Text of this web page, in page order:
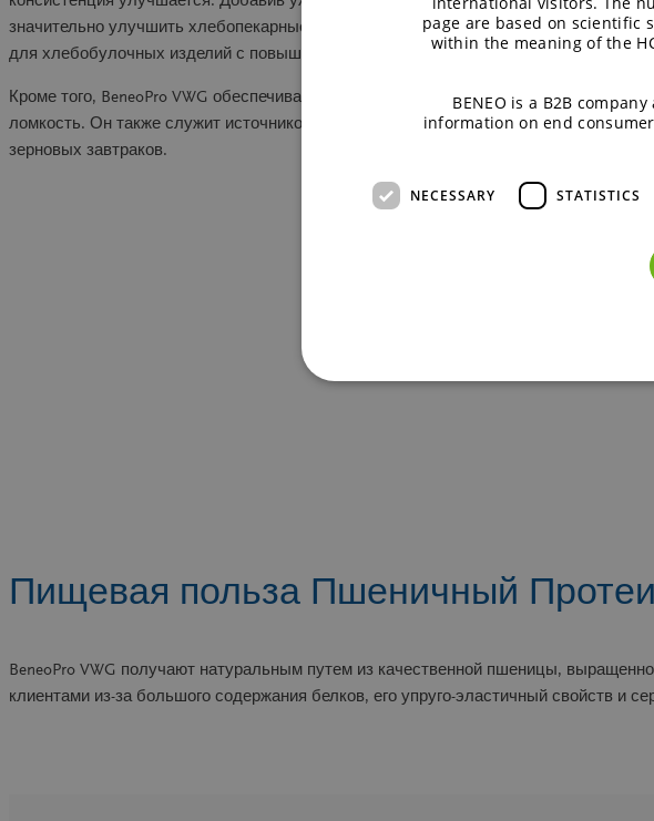
значительно улучшить хлебопекарные свойства муки. Это особенно
для хлебобулочных изделий с повышенным содержанием протеинов.
Кроме того, BeneoPro VWG обеспечивает прочность зерновых хлопьев и снижает их
ломкость. Он также служит источником белка для повышения пищевой ценности
зерновых завтраков.
Пищевая польза Пшеничный
BeneoPro VWG получают натуральным путем из качественной пшеницы,
клиентами из-за большого содержания белков, его упруго-эластичный свойств и
page are based on scientific
within the meaning of the
BENEO is a B2B
information on end
NECESSARY STATISTICS